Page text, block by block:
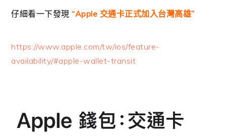
仔細看一下發現 “Apple 交通卡正式加入台灣高雄”
https://www.apple.com/tw/ios/feature-
availability/#apple-wallet-transit